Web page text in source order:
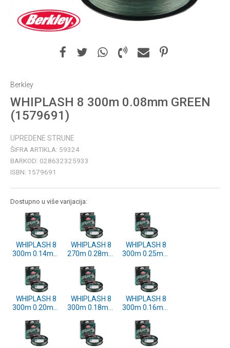
Berkley
WHIPLASH 8 300m 0.08mm GREEN
(1579691)
UPREDENE STRUNE
ŠIFRA ARTIKLA: 59324
BARKOD: 028632325933
ISBN: 1579691
Dostupno u više varijacija:
WHIPLASH 8
300m 0.14mm
(1579694)
WHIPLASH 8
270m 0.28mm
(1579699)
WHIPLASH 8
300m 0.25mm
(1579698)
WHIPLASH 8
300m 0.20mm
(1579697)
WHIPLASH 8
300m 0.18mm
(1579696)
WHIPLASH 8
300m 0.16mm
(1579695)